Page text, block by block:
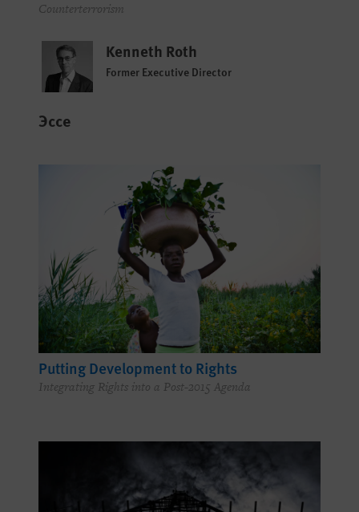
Counterterrorism
Kenneth Roth
Former Executive Director
Эссе
Putting Development to Rights
Integrating Rights into a Post-2015 Agenda